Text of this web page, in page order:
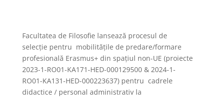
Facultatea de Filosofie lansează procesul de
selecție pentru mobilitățile de predare/formare
profesională Erasmus+ din spațiul non-UE (proiecte
2023-1-RO01-KA171-HED-000129500 & 2024-1-
RO01-KA131-HED-000223637) pentru cadrele
didactice / personal administrativ la